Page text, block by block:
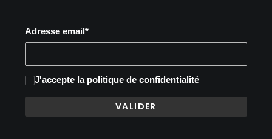
Adresse email*
J'accepte la politique de confidentialité